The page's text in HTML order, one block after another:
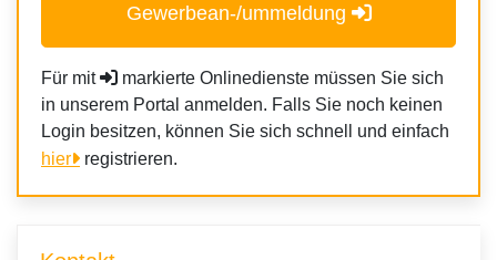
Gewerbean-/ummeldung
Für mit
markierte Onlinedienste müssen Sie sich
in unserem Portal anmelden. Falls Sie noch keinen
Login besitzen, können Sie sich schnell und einfach
hier
registrieren.